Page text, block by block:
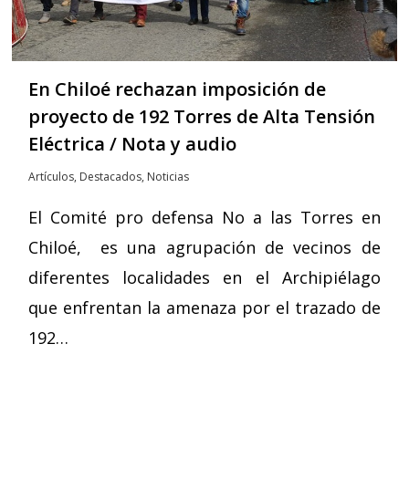
En Chiloé rechazan imposición de
proyecto de 192 Torres de Alta Tensión
Eléctrica / Nota y audio
Artículos, Destacados, Noticias
El Comité pro defensa No a las Torres en
Chiloé, es una agrupación de vecinos de
diferentes localidades en el Archipiélago
que enfrentan la amenaza por el trazado de
192…